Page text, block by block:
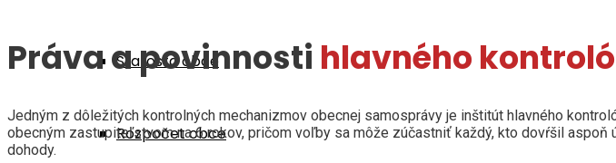
Starosta obce
Rozpočet obce
Práva a povinnosti hlavného
Jedným z dôležitých kontrolných mechanizmov obecnej samosprávy je inštitút hlavného
obecným zastupiteľstvom na 6 rokov, pričom voľby sa môže zúčastniť každý, kto dovŕšil
dohody.